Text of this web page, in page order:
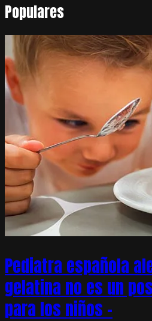
Populares
Pediatra española
gelatina no es un
para los niños –